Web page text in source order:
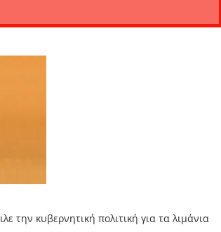
την κυβερνητική πολιτική για τα λιμάνια